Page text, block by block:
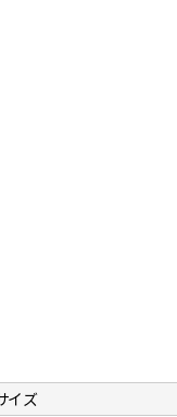
イズ